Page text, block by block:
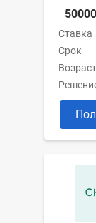
Ставка
Срок
Возраст